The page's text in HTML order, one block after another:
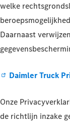
welke
Daarnaast
Daimler Truck
Onze
de richtlijn inzake